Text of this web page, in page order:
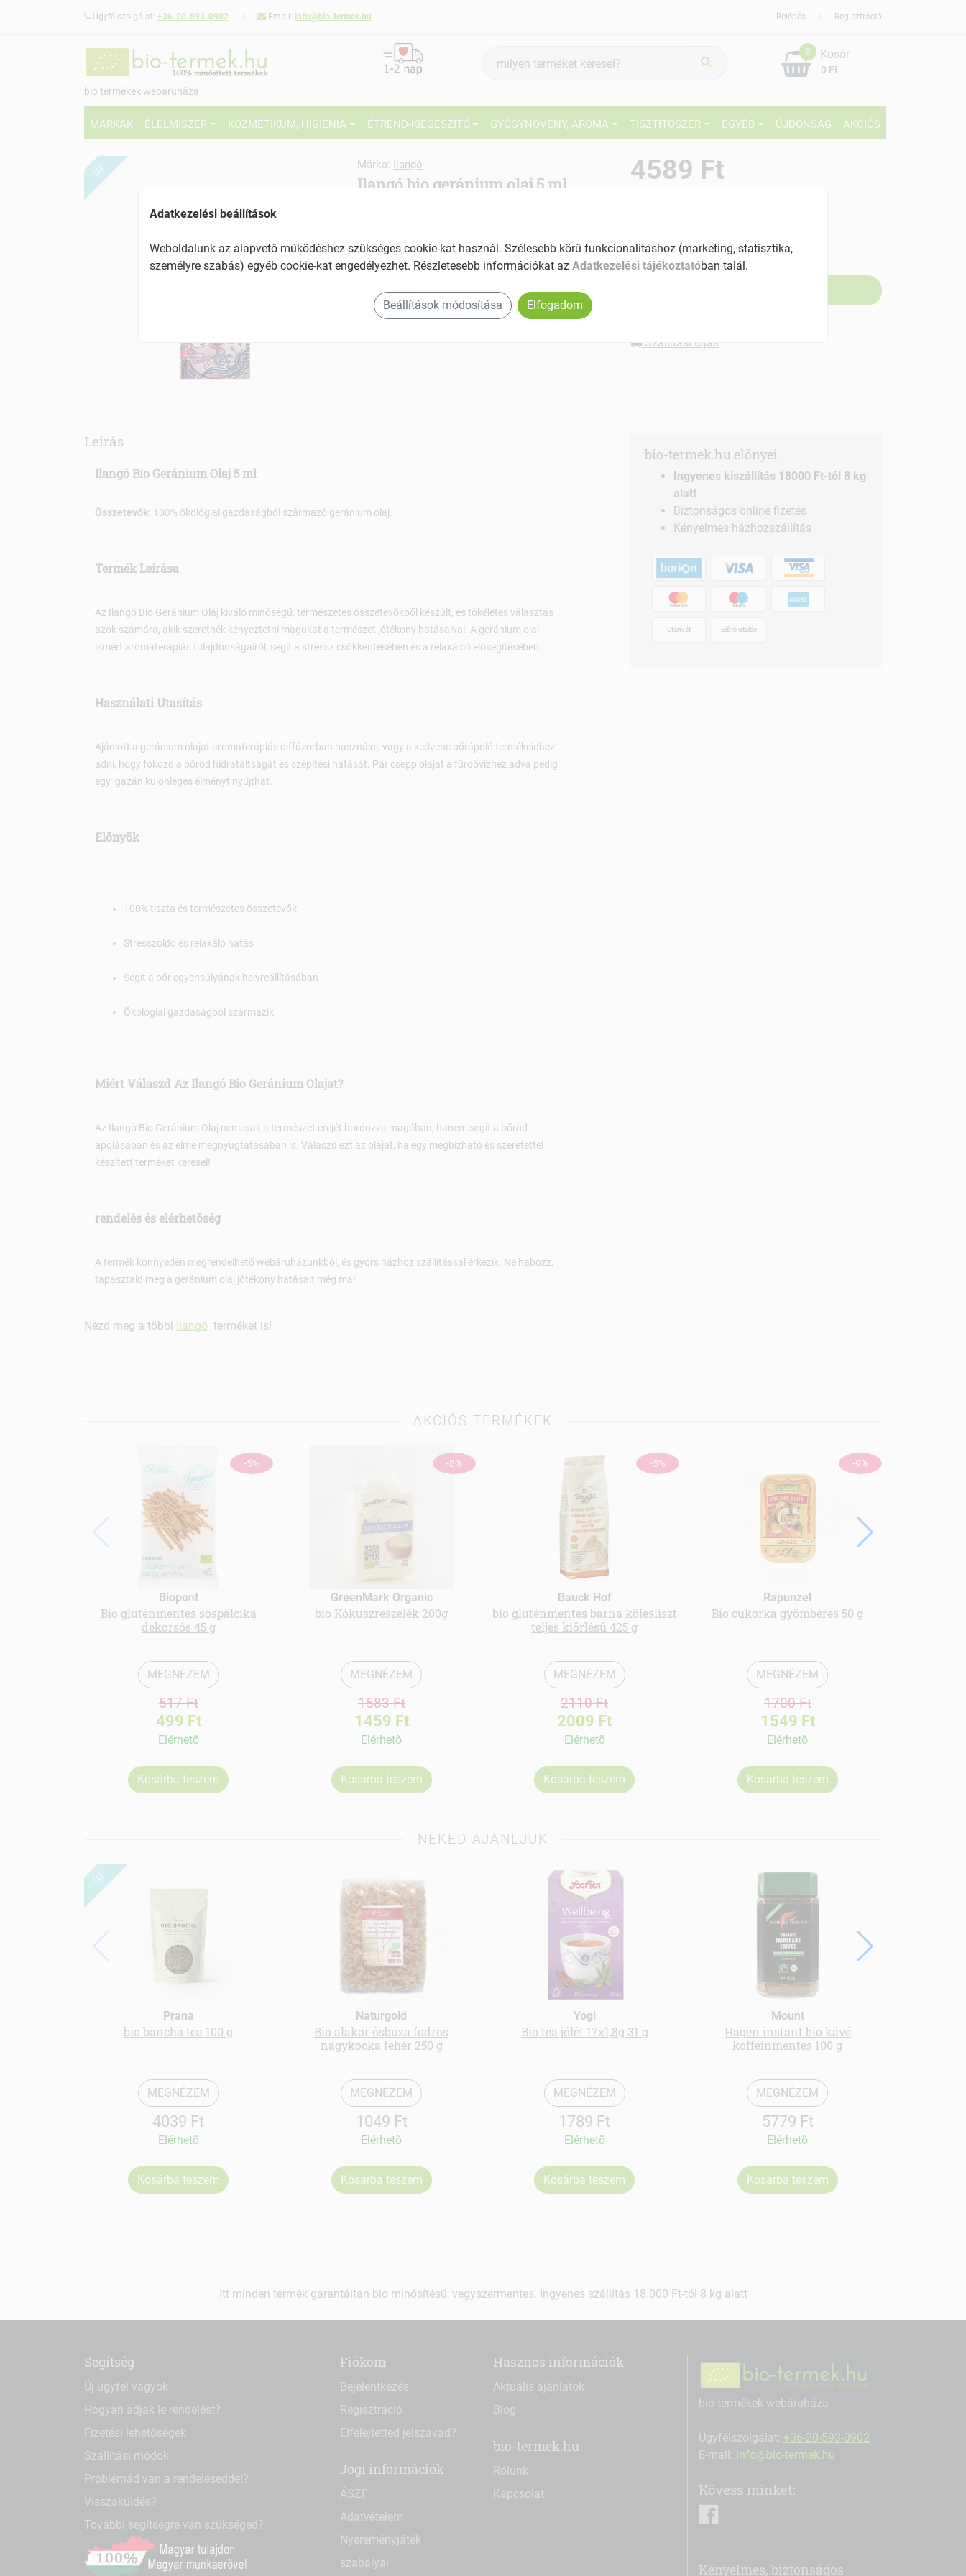
Ügyfélszolgálat: +36-20-593-0902 Email: info@bio-termek.hu Regisztráció
Belépés
bio termékek webáruháza
keresés
0
0 Ft
Kosár
MÁRKÁK ÉLELMISZER KOZMETIKUM, HIGIÉNIA ÉTREND-KIEGÉSZÍTŐ GYÓGYNÖVÉNY, AROMA TISZTÍTÓSZER EGYÉB ÚJDONSÁG AKCIÓS
ÚJ Márka: Ilangó
Ilangó bio geránium olaj 5 ml 4589 Ft
Elfogyott
Szállítási díjak
Leírás
Ilangó Bio Geránium Olaj 5 ml
Összetevők: 100% ökológiai gazdaságból származó geránium olaj.
Termék Leírása
Az Ilangó Bio Geránium Olaj kiváló minőségű, természetes összetevőkből készült, és tökéletes választás
azok számára, akik szeretnék kényeztetni magukat a természet jótékony hatásaival. A geránium olaj
ismert aromaterápiás tulajdonságairól, segít a stressz csökkentésében és a relaxáció elősegítésében.
Használati Utasítás
Ajánlott a geránium olajat aromaterápiás diffúzorban használni, vagy a kedvenc bőrápoló termékeidhez
adni, hogy fokozd a bőröd hidratáltságát és szépítési hatását. Pár csepp olajat a fürdővízhez adva pedig
egy igazán különleges élményt nyújthat.
Előnyök
100% tiszta és természetes összetevők
Stresszoldó és relaxáló hatás
Segít a bőr egyensúlyának helyreállításában
Ökológiai gazdaságból származik
Miért Válaszd Az Ilangó Bio Geránium Olajat?
Az Ilangó Bio Geránium Olaj nemcsak a természet erejét hordozza magában, hanem segít a bőröd
ápolásában és az elme megnyugtatásában is. Válaszd ezt az olajat, ha egy megbízható és szeretettel
készített terméket keresel!
rendelés és elérhetőség
A termék könnyedén megrendelhető webáruházunkból, és gyors házhoz szállítással érkezik. Ne habozz,
tapasztald meg a geránium olaj jótékony hatásait még ma!
Nézd meg a többi Ilangó terméket is!
bio-termek.hu előnyei
Ingyenes kiszállítás 18000 Ft-tól 8 kg
alatt
Biztonságos online fizetés
Kényelmes házhozszállítás
Utánvét Előre utalás
AKCIÓS TERMÉKEK
-5%
Biopont
Bio gluténmentes sóspálcika
dekorsós 45 g
MEGNÉZEM
517 Ft
499 Ft
Elérhetõ
Kosárba teszem
-8%
GreenMark Organic
bio Kókuszreszelék 200g
MEGNÉZEM
1583 Ft
1459 Ft
Elérhetõ
Kosárba teszem
-5%
Bauck Hof
bio gluténmentes barna kölesliszt
teljes kiőrlésű 425 g
MEGNÉZEM
2110 Ft
2009 Ft
Elérhetõ
Kosárba teszem
-9%
Rapunzel
Bio cukorka gyömbéres 50 g
MEGNÉZEM
1700 Ft
1549 Ft
Elérhetõ
Kosárba teszem
NEKED AJÁNLJUK
ÚJ
Prana
bio bancha tea 100 g
MEGNÉZEM
4039 Ft
Elérhetõ
Kosárba teszem
Naturgold
Bio alakor ősbúza fodros
nagykocka fehér 250 g
MEGNÉZEM
1049 Ft
Elérhetõ
Kosárba teszem
Yogi
Bio tea jólét 17x1,8g 31 g
MEGNÉZEM
1789 Ft
Elérhetõ
Kosárba teszem
Mount
Hagen instant bio kávé
koffeinmentes 100 g
MEGNÉZEM
5779 Ft
Elérhetõ
Kosárba teszem
Itt minden termék garantáltan bio minősítésű, vegyszermentes. Ingyenes szállítás 18.000 Ft-tól 8 kg alatt
Segítség
Új ügyfél vagyok
Hogyan adjak le rendelést?
Fizetési lehetőségek
Szállítási módok
Problémád van a rendeléseddel?
Visszaküldés?
További segítségre van szükséged?
Fiókom
Bejelentkezés
Regisztráció
Elfelejtetted jelszavad?
Jogi információk
ÁSZF
Adatvételem
Nyereményjáték
szabályai
Hasznos információk
Aktuális ajánlatok
Blog
bio-termek.hu
Rólunk
Kapcsolat
bio termékek webáruháza
Ügyfélszolgálat: +36-20-593-0902
E-mail: info@bio-termek.hu
Kövess minket:
Kényelmes, biztonságos
Adatkezelési beállítások
Weboldalunk az alapvető működéshez szükséges cookie-kat használ. Szélesebb körű funkcionalitáshoz (marketing, statisztika,
személyre szabás) egyéb cookie-kat engedélyezhet. Részletesebb információkat az Adatkezelési tájékoztatóban talál.
Beállítások módosítása Elfogadom